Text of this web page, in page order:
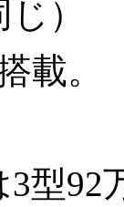
）
載。
型92